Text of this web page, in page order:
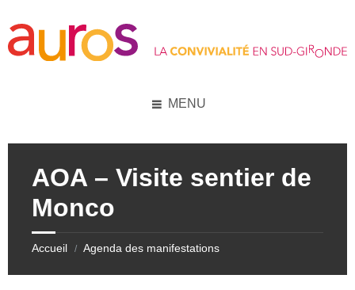
content
left
sidebar
right
sidebar
footer
MENU
AOA – Visite sentier de
Monco
Accueil / Agenda des manifestations